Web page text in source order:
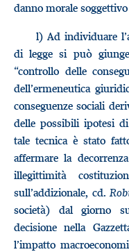
danno morale
l) Ad individuare
di legge si può
“controllo delle
dell’ermeneutica
conseguenze sociali
delle possibili ipotesi
tale tecnica è stato
affermare la
illegittimità
sull’addizionale, cd.
società) dal giorno
decisione nella
l’impatto